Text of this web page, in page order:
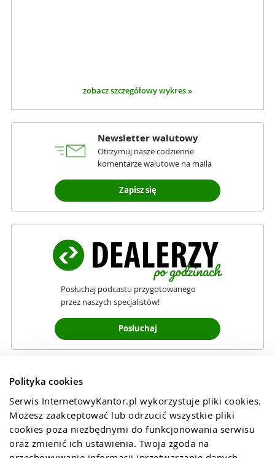
Polityka cookies
Serwis InternetowyKantor.pl wykorzystuje pliki cookies.
Możesz zaakceptować lub odrzucić wszystkie pliki
cookies poza niezbędnymi do funkcjonowania serwisu
oraz zmienić ich ustawienia. Twoja zgoda na
zobacz szczegółowy wykres »
Newsletter walutowy
Otrzymuj nasze codzienne
komentarze walutowe na maila
Zapisz się
Posłuchaj podcastu przygotowanego
przez naszych specjalistów!
Posłuchaj